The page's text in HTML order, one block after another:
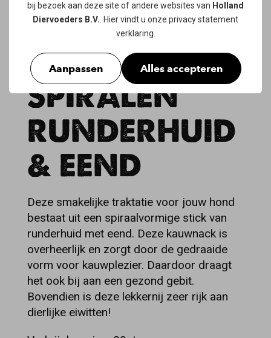
bij bezoek aan deze site of andere websites van Holland
Diervoeders B.V. . Hier vindt u onze privacy statement
verklaring.
Aanpassen Alles accepteren
SPIRALEN
RUNDERHUID
& EEND
Deze smakelijke traktatie voor jouw hond
bestaat uit een spiraalvormige stick van
runderhuid met eend. Deze kauwnack is
overheerlijk en zorgt door de gedraaide
vorm voor kauwplezier. Daardoor draagt
het ook bij aan een gezond gebit.
Bovendien is deze lekkernij zeer rijk aan
dierlijke eiwitten!